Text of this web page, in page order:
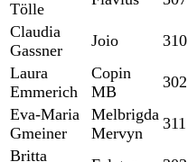
Tölle
Claudia
Gassner
Joio 310
Laura
Emmerich
Copin
MB
302
Eva-Maria
Gmeiner
Melbrigda
Mervyn
311
Britta